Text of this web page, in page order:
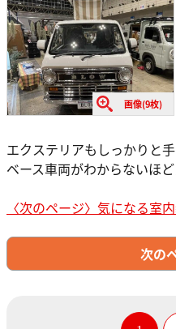
画像(9枚)
エクステリアもしっかりと
ベース車両がわからないほ
〈次のページ〉気になる室
次の